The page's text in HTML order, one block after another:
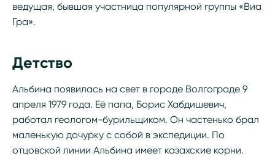
ведущая, бывшая участница популярной группы «Виа
Гра».
Детство
Альбина появилась на свет в городе Волгограде 9
апреля 1979 года. Её папа, Борис Хабдишевич,
работал геологом-бурильщиком. Он частенько брал
маленькую дочурку с собой в экспедиции. По
отцовской линии Альбина имеет казахские корни.